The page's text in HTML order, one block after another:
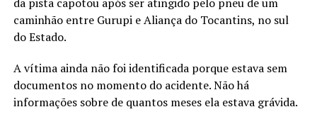
caminhão entre Gurupi e Aliança do Tocantins, no sul
do Estado.
A vítima ainda não foi identificada porque estava sem
documentos no momento do acidente. Não há
informações sobre de quantos meses ela estava grávida.